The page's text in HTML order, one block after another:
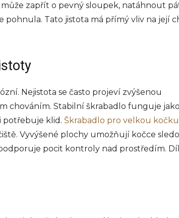
zapřít o pevný sloupek, natáhnout
pohnula. Tato jistota má přímý vliv na její
Nejistota se často projeví zvýšenou
chováním. Stabilní škrabadlo funguje jako
potřebuje klid. Škrabadlo pro velkou kočku
Vyvýšené plochy umožňují kočce
pocit kontroly nad prostředím.